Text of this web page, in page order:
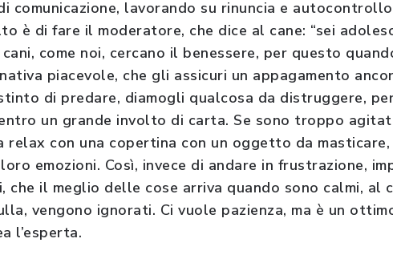
lavorando su rinuncia e
è di fare il moderatore, che dice al cane: “sei
cani, come noi, cercano il benessere, per questo
piacevole, che gli assicuri un appagamento
di predare, diamogli qualcosa da distruggere,
un grande involto di carta. Se sono troppo
relax con una copertina con un oggetto da
emozioni. Così, invece di andare in frustrazione,
il meglio delle cose arriva quando sono calmi, al
vengono ignorati. Ci vuole pazienza, ma è un
l’esperta.